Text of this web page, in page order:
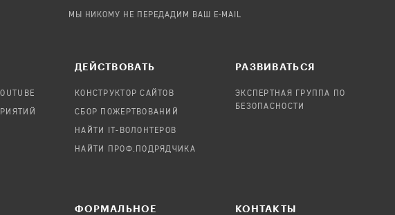
МЫ НИКОМУ НЕ ПЕРЕДАДИМ ВАШ E-MAIL
ДЕЙСТВОВАТЬ
КОНСТРУКТОР САЙТОВ
СБОР ПОЖЕРТВОВАНИЙ
НАЙТИ IT-ВОЛОНТЕРОВ
НАЙТИ ПРОФ.ПОДРЯДЧИКА
РАЗВИВАТЬСЯ
ЭКСПЕРТНАЯ ГРУППА ПО
БЕЗОПАСНОСТИ
ФОРМАЛЬНОЕ КОНТАКТЫ